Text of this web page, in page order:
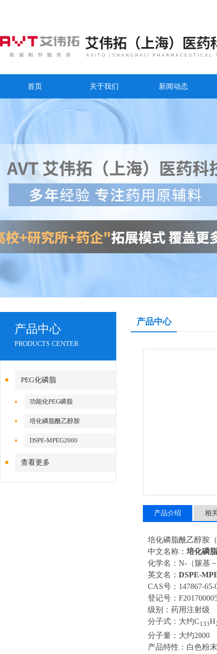
首页 关于我们 新闻动态
产品中心
PRODUCTS CENTER
PEG化磷脂
功能化PEG磷脂
培化磷脂酰乙醇胺
DSPE-MPEG2000
查看更多
产品中心
产品介绍 相
培化磷脂酰乙醇胺
中文名称： 培化磷
化学名：N-（羰基
英文名： DSPE-
CAS号：147867-65-
登记号：
级别：药用注射级
分子式：大约C133H
分子量：大约2800
产品特性：白色粉